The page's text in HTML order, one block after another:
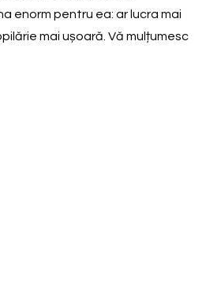
enorm pentru ea: ar lucra mai
mai ușoară. Vă mulțumesc